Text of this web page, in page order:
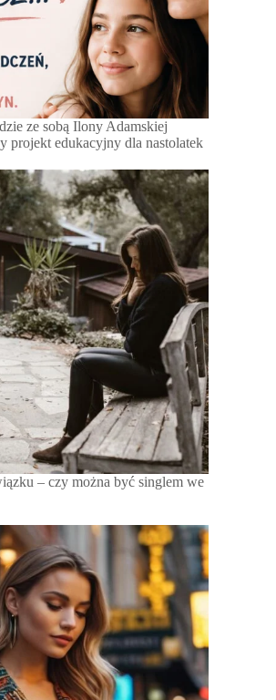
ze sobą Ilony Adamskiej
projekt edukacyjny dla nastolatek
– czy można być singlem we